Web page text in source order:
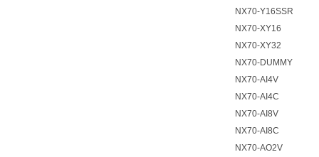
NX70-Y16SSR
NX70-XY16
NX70-XY32
NX70-DUMMY
NX70-AI4V
NX70-AI4C
NX70-AI8V
NX70-AI8C
NX70-AO2V